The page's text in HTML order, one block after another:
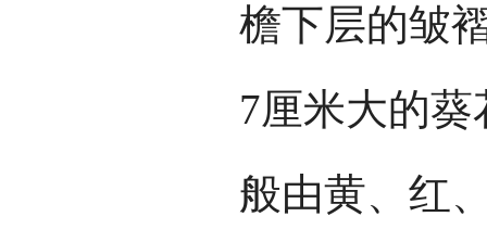
檐下层的皱
7厘米大的
般由黄、红